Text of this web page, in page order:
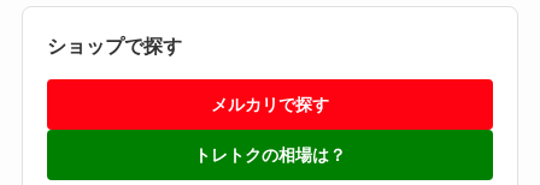
ショップで探す
メルカリで探す
トレトクの相場は？